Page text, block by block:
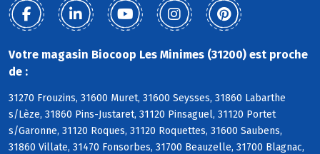
Votre magasin Biocoop Les Minimes (31200) est proche
de :
31270 Frouzins, 31600 Muret, 31600 Seysses, 31860 Labarthe
s/Lèze, 31860 Pins-Justaret, 31120 Pinsaguel, 31120 Portet
s/Garonne, 31120 Roques, 31120 Roquettes, 31600 Saubens,
31860 Villate, 31470 Fonsorbes, 31700 Beauzelle, 31700 Blagnac,